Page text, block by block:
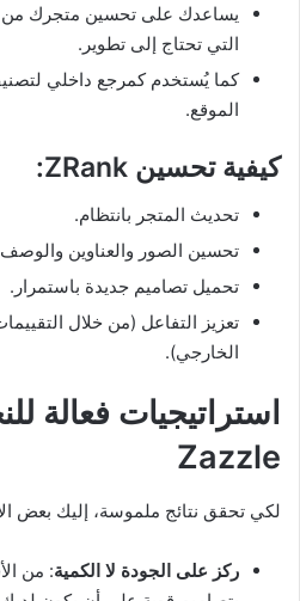
يساعدك على تحسين متجرك من
التي تحتاج إلى تطوير.
كما يُستخدم كمرجع داخلي
الموقع.
كيفية تحسين ZRank:
تحديث المتجر بانتظام.
تحسين الصور والعناوين
تحميل تصاميم جديدة باستمرار.
تعزيز التفاعل (من خلال
الخارجي).
استراتيجيات فعالة
Zazzle
لكي تحقق نتائج ملموسة، إليك بعض
ركز على الجودة لا الكمية